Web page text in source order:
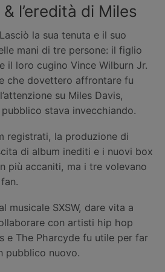
l’eredità di Miles
la sua tenuta e il suo
mani di tre persone: il figlio
il loro cugino Vince Wilburn Jr.
che dovettero affrontare fu
su Miles Davis,
stava invecchiando.
registrati, la produzione di
di album inediti e i nuovi box
più accaniti, ma i tre volevano
musicale SXSW, dare vita a
con artisti hip hop
e The Pharcyde fu utile per far
pubblico nuovo.